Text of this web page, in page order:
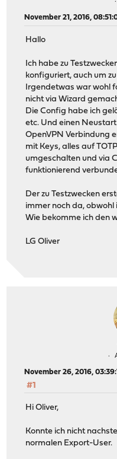
November 21, 2016,
Hallo
Ich habe zu
konfiguriert, auch um
Irgendetwas war wohl
nicht via Wizard
Die Config habe ich
etc. Und einen
OpenVPN Verbindung
mit Keys, alles auf
umgeschalten und via
funktionierend
Der zu Testzwecken
immer noch da, obwohl
Wie bekomme ich den
LG Oliver
November 26, 2016,
#1
Hi Oliver,
Konnte ich nicht
normalen Export-User.